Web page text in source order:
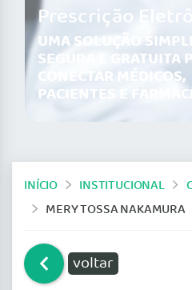
Prescrição
UMA SOLUÇÃO
SEGURA E GRATUITA
CONECTAR MÉDICOS,
PACIENTES E
INÍCIO INSTITUCIONAL
MERY TOSSA NAKAMURA
voltar